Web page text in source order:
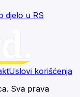
djelo u RS
Uslovi korišćenja
Sva prava